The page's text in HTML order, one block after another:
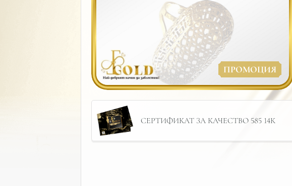
ПРОМОЦИЯ
СЕРТИФИКАТ ЗА КАЧЕСТВО 585 14К